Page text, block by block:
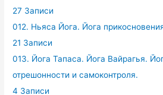
27 Записи
012. Ньяса Йога. Йога
21 Записи
013. Йога Тапаса. Йога Вайрагья.
отрешонности и самоконтроля.
4 Записи